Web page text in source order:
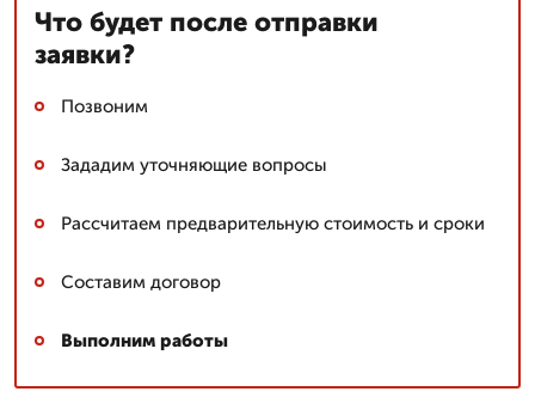
Что будет после отправки
заявки?
Позвоним
Зададим уточняющие вопросы
Рассчитаем предварительную стоимость и сроки
Составим договор
Выполним работы